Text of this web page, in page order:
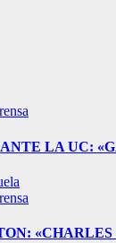
LA UC: